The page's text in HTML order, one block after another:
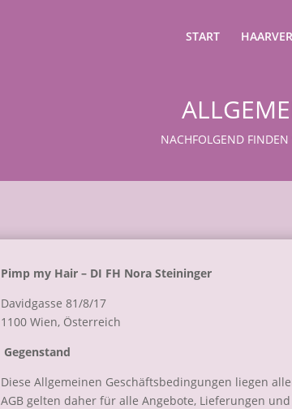
START
NACHFOLGEND
Pimp my Hair – DI FH Nora Steininger
Davidgasse 81/8/17
1100 Wien, Österreich
Gegenstand
Diese Allgemeinen Geschäftsbedingungen liegen
AGB gelten daher für alle Angebote, Lieferungen